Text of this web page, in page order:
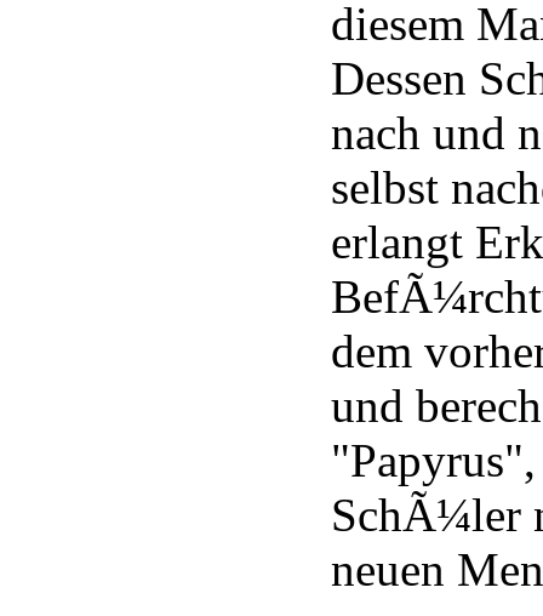
diesem
Dessen
nach und
selbst
erlangt
dem
und
SchÃ¼ler
neuen